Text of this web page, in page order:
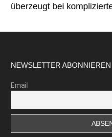
überzeugt bei
Footer
NEWSLETTER ABONNIEREN
Email